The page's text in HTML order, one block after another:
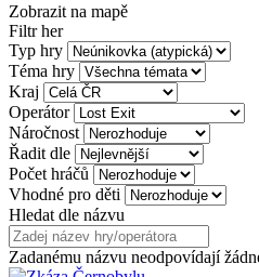
Zobrazit na mapě
Filtr her
Typ hry
Téma hry
Kraj
Operátor
Náročnost
Řadit dle
Počet hráčů
Vhodné pro děti
Hledat dle názvu
Zadanému názvu neodpovídají